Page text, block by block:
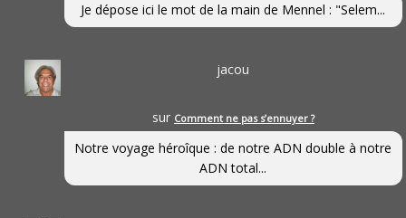
Je dépose ici le mot de la main de Mennel : "Selem...
jacou
sur Comment ne pas s’ennuyer ?
Notre voyage héroîque : de notre ADN double à notre
ADN total...